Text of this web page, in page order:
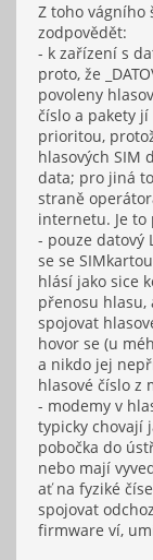
Z toho vágního
zodpovědět:
- k zařízení s
proto, že
povoleny
číslo a pakety
prioritou,
hlasových SIM
data; pro jiná
straně
internetu. Je to
- pouze datový
se se
hlásí jako sice
přenosu
spojovat
hovor se (u
a nikdo jej
hlasové číslo z
- modemy v
typicky chovají
pobočka do
nebo mají
ať na fyziké
spojovat
firmware ví,